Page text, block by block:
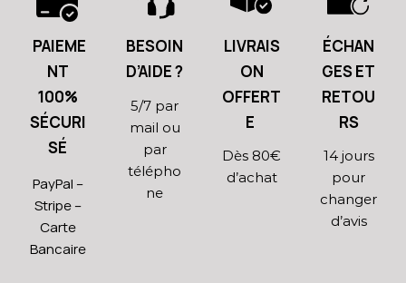
PAIEME
NT
100%
SÉCURI
SÉ
PayPal –
Stripe –
Carte
Bancaire
BESOIN
D’AIDE ?
5/7 par
mail ou
par
télépho
ne
LIVRAIS
ON
OFFERT
E
Dès 80€
d’achat
ÉCHAN
GES ET
RETOU
RS
14 jours
pour
changer
d’avis